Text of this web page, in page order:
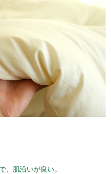
、肌沿いが良い。